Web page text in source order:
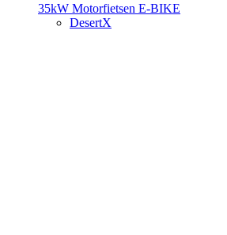
35kW Motorfietsen E-BIKE
DesertX